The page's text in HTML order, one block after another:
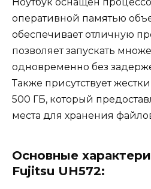
оперативной памятью
обеспечивает отличную
позволяет запускать
одновременно без
Также присутствует
500 ГБ, который
места для хранения
Основные
Fujitsu UH572: